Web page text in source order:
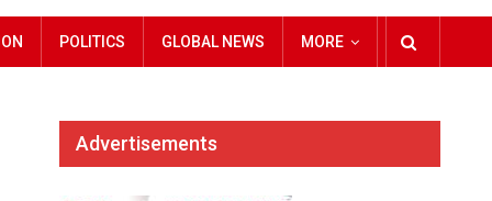
POLITICS GLOBAL NEWS MORE
Advertisements